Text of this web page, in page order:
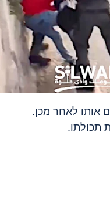
אותו לאחר מכן.
תכולתו.